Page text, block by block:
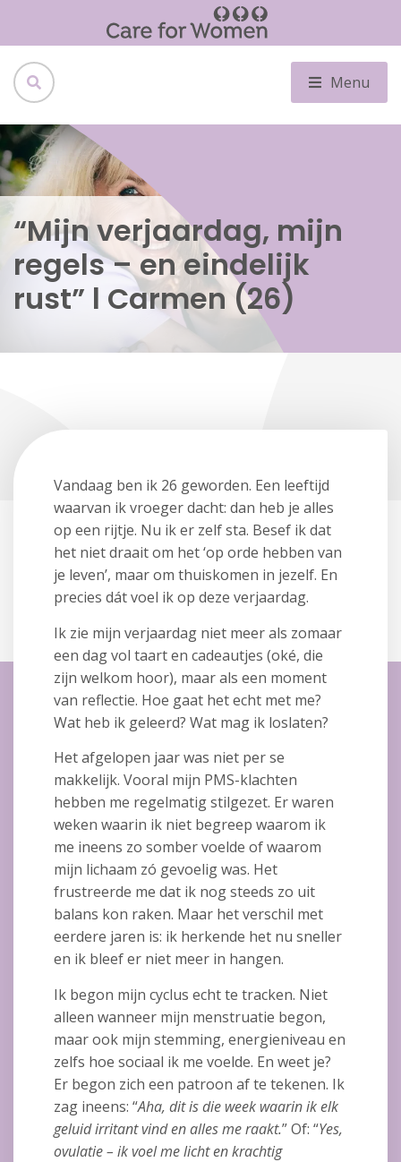
Menu
“Mijn verjaardag, mijn
regels – en eindelijk
rust” l Carmen (26)
Vandaag ben ik 26 geworden. Een leeftijd
waarvan ik vroeger dacht: dan heb je alles
op een rijtje. Nu ik er zelf sta. Besef ik dat
het niet draait om het ‘op orde hebben van
je leven’, maar om thuiskomen in jezelf. En
precies dát voel ik op deze verjaardag.
Ik zie mijn verjaardag niet meer als zomaar
een dag vol taart en cadeautjes (oké, die
zijn welkom hoor), maar als een moment
van reflectie. Hoe gaat het echt met me?
Wat heb ik geleerd? Wat mag ik loslaten?
Het afgelopen jaar was niet per se
makkelijk. Vooral mijn PMS-klachten
hebben me regelmatig stilgezet. Er waren
weken waarin ik niet begreep waarom ik
me ineens zo somber voelde of waarom
mijn lichaam zó gevoelig was. Het
frustreerde me dat ik nog steeds zo uit
balans kon raken. Maar het verschil met
eerdere jaren is: ik herkende het nu sneller
en ik bleef er niet meer in hangen.
Ik begon mijn cyclus echt te tracken. Niet
alleen wanneer mijn menstruatie begon,
maar ook mijn stemming, energieniveau en
zelfs hoe sociaal ik me voelde. En weet je?
Er begon zich een patroon af te tekenen. Ik
zag ineens: “Aha, dit is die week waarin ik elk
geluid irritant vind en alles me raakt.” Of: “Yes,
ovulatie – ik voel me licht en krachtig